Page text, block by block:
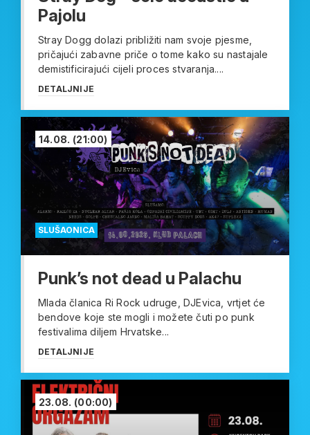
Pajolu
Stray Dogg dolazi približiti nam svoje pjesme,
pričajući zabavne priče o tome kako su nastajale
demistificirajući cijeli proces stvaranja....
DETALJNIJE
SLUŠAONICA
14.08. (21:00)
Punk’s not dead u Palachu
Mlada članica Ri Rock udruge, DJEvica, vrtjet će
bendove koje ste mogli i možete čuti po punk
festivalima diljem Hrvatske...
DETALJNIJE
23.08. (00:00)